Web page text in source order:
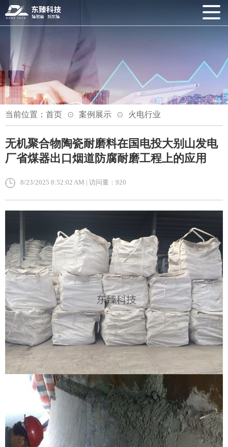
当前位置： 首页 案例展示 火电行业
无机聚合物陶瓷耐磨料在国电投大别山发电
厂省煤器出口烟道防腐耐磨工程上的应用
8/23/2025 8:52:02 AM | 访问量：920